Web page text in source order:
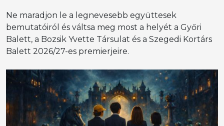
Ne maradjon le a legnevesebb együttesek
bemutatóiról és váltsa meg most a helyét a Győri
Balett, a Bozsik Yvette Társulat és a Szegedi Kortárs
Balett 2026/27-es premierjeire.